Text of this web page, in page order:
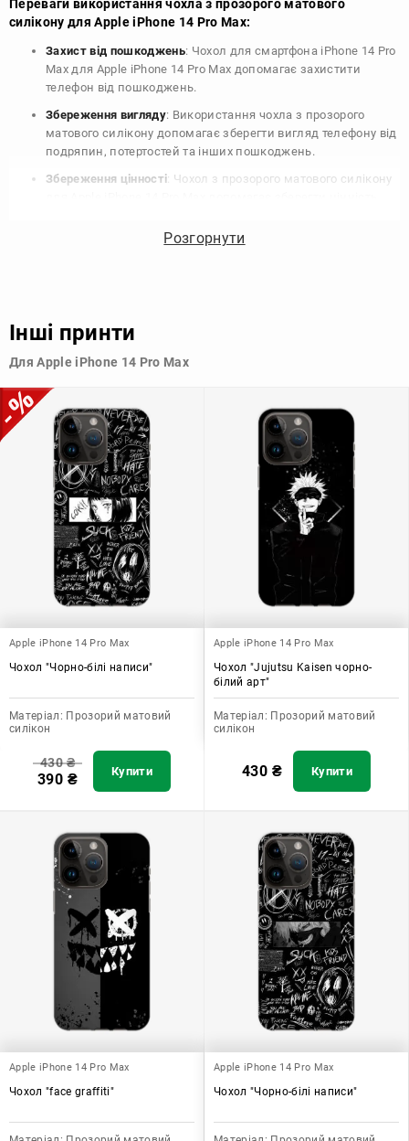
Переваги використання чохла з прозорого матового
силікону для Apple iPhone 14 Pro Max:
Захист від пошкоджень: Чохол для смартфона iPhone 14 Pro
Max для Apple iPhone 14 Pro Max допомагає захистити
телефон від пошкоджень.
Збереження вигляду: Використання чохла з прозорого
матового силікону допомагає зберегти вигляд телефону від
подряпин, потертостей та інших пошкоджень.
Збереження цінності: Чохол з прозорого матового силікону
планують продати свій пристрій в майбутньому.
Узагалі, чохол для телефону - це дуже корисний аксесуар, який
допомагає захистити ваш пристрій, зберегти його цінність і
Розгорнути
Інші принти
Для Apple iPhone 14 Pro Max
Apple iPhone 14 Pro Max
Чохол "Чорно-білі написи"
Матеріал: Прозорий матовий
силікон
430₴
390 ₴ Купити
Apple iPhone 14 Pro Max
Чохол "Jujutsu Kaisen чорно-
білий арт"
Матеріал: Прозорий матовий
силікон
430 ₴ Купити
Apple iPhone 14 Pro Max
Чохол "face graffiti"
Apple iPhone 14 Pro Max
Чохол "Чорно-білі написи"